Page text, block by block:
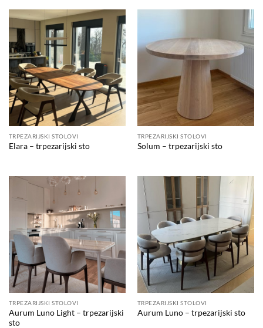
TRPEZARIJSKI STOLOVI
Elara – trpezarijski sto
TRPEZARIJSKI STOLOVI
Solum – trpezarijski sto
TRPEZARIJSKI STOLOVI
Aurum Luno Light – trpezarijski
sto
TRPEZARIJSKI STOLOVI
Aurum Luno – trpezarijski sto